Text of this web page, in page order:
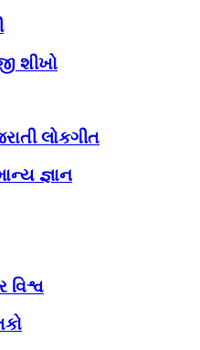
શીખો
લોકગીત
જ્ઞાન